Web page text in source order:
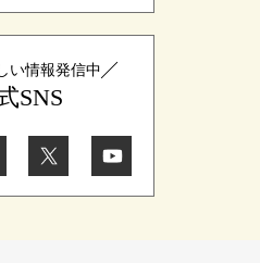
禁止します。
著作権、その他知的所有権を侵害
ム等を送信又は書き込む行為
利用する行為
い情報発信中
SNS